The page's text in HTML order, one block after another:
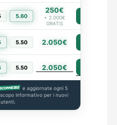
5.60
250€
+ 2.000€
GRATIS
5.50 2.050€
5.50 2.050€
e aggiornate ogni 5
informativo per i nuovi
utenti.